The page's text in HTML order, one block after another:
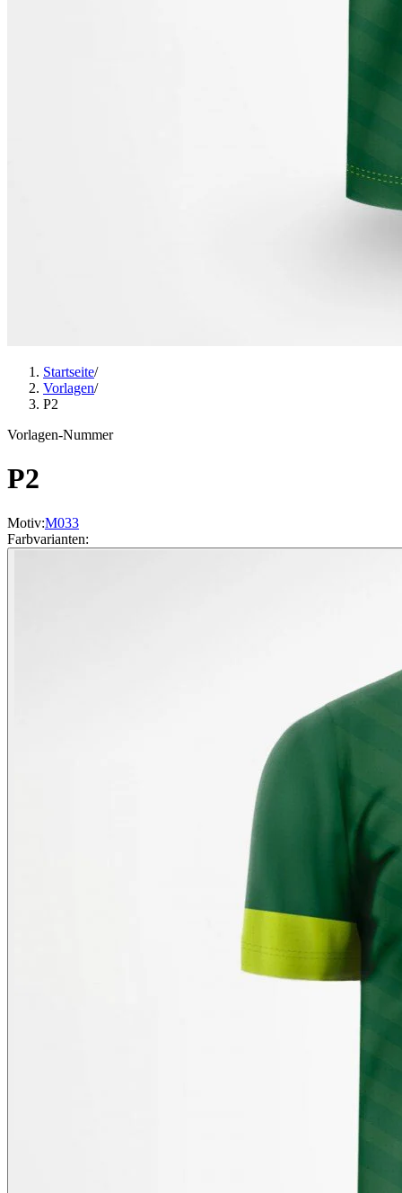
Startseite/
Vorlagen/
P2
Vorlagen-Nummer
P2
Motiv:M033
Farbvarianten: